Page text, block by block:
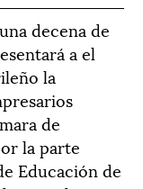
decena de
a el
la
de
la parte
Educación de